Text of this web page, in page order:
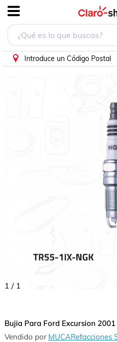
Introduce un Código Postal
1 / 1
Bujia Para Ford Excursion
Vendido por MUCARefacciones